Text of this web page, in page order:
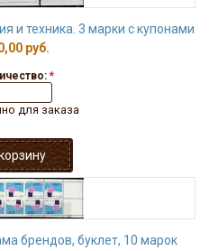
и техника. 3 марки с купонами
руб.
*
для заказа
брендов, буклет, 10 марок